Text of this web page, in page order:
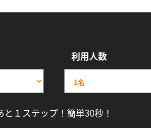
利用人数
と１ステップ！簡単30秒！